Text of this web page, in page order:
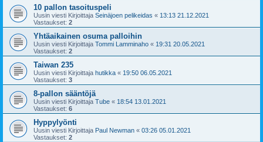
10 pallon tasoituspeli
Uusin viesti Kirjoittaja Seinäjoen pelikeidas « 13:13 21.12.2021
Vastaukset: 2
Yhtäaikainen osuma palloihin
Uusin viesti Kirjoittaja Tommi Lamminaho « 19:31 20.05.2021
Vastaukset: 2
Taiwan 235
Uusin viesti Kirjoittaja hutikka « 19:50 06.05.2021
Vastaukset: 3
8-pallon sääntöjä
Uusin viesti Kirjoittaja Tube « 18:54 13.01.2021
Vastaukset: 6
Hyppylyönti
Uusin viesti Kirjoittaja Paul Newman « 03:26 05.01.2021
Vastaukset: 2